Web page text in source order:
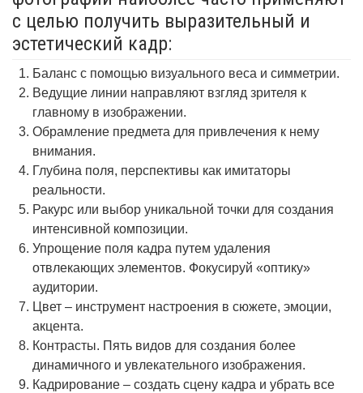
с целью получить выразительный и
эстетический кадр:
Баланс с помощью визуального веса и симметрии.
Ведущие линии направляют взгляд зрителя к
главному в изображении.
Обрамление предмета для привлечения к нему
внимания.
Глубина поля, перспективы как имитаторы
реальности.
Ракурс или выбор уникальной точки для создания
интенсивной композиции.
Упрощение поля кадра путем удаления
отвлекающих элементов. Фокусируй «оптику»
аудитории.
Цвет – инструмент настроения в сюжете, эмоции,
акцента.
Контрасты. Пять видов для создания более
динамичного и увлекательного изображения.
Кадрирование – создать сцену кадра и убрать все